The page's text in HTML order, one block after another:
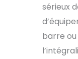
sérieux
barre